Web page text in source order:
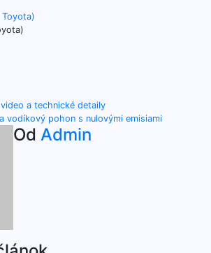
a technické detaily
vodíkový pohon s nulovými emisiami
Od Admin